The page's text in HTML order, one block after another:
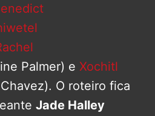
Palmer) e Xochitl
O roteiro fica
Jade Halley